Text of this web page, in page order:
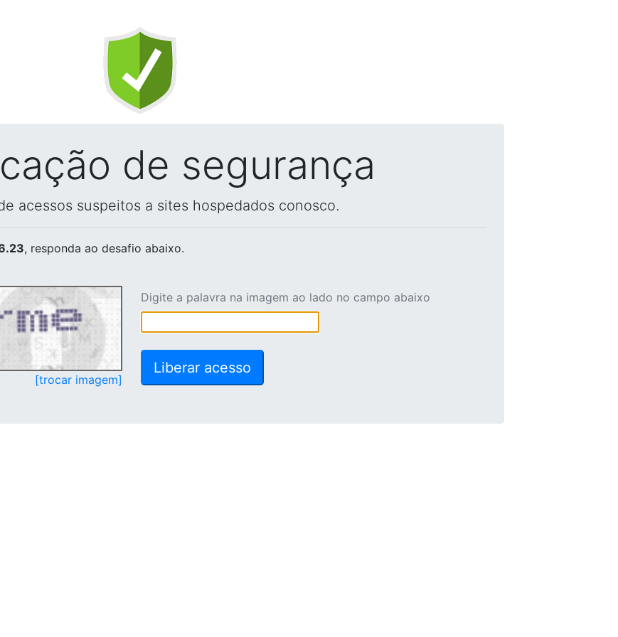
de segurança
acessos suspeitos a sites hospedados conosco.
, responda ao desafio abaixo.
[trocar imagem]
Digite a palavra na imagem ao lado no campo abaixo